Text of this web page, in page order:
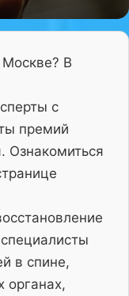
В
с
премий
Ознакомиться
в спине,
органах,